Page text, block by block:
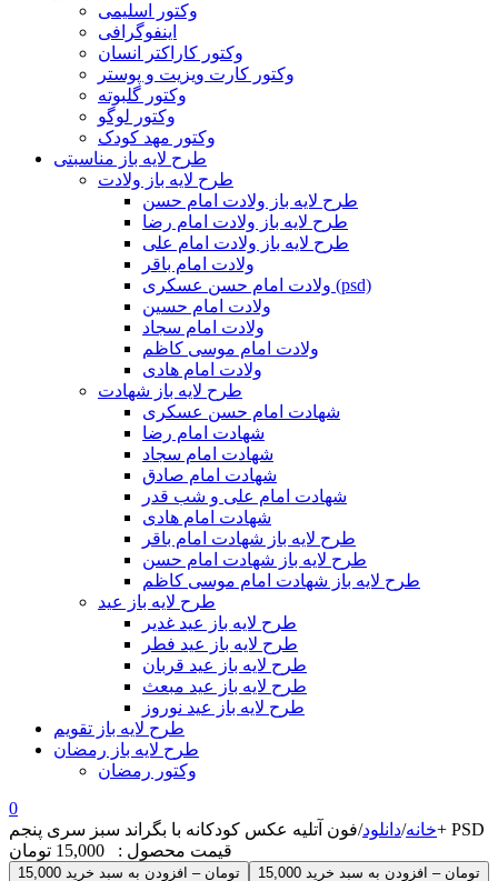
وکتور اسلیمی
اینفوگرافی
وکتور کاراکتر انسان
وکتور کارت ویزیت و پوستر
وکتور گلبوته
وکتور لوگو
وکتور مهد کودک
طرح لایه باز مناسبتی
طرح لایه باز ولادت
طرح لایه باز ولادت امام حسن
طرح لایه باز ولادت امام رضا
طرح لایه باز ولادت امام علی
ولادت امام باقر
ولادت امام حسن عسکری (psd)
ولادت امام حسین
ولادت امام سجاد
ولادت امام موسی کاظم
ولادت امام هادی
طرح لایه باز شهادت
شهادت امام حسن عسکری
شهادت امام رضا
شهادت امام سجاد
شهادت امام صادق
شهادت امام علی و شب قدر
شهادت امام هادی
طرح لایه باز شهادت امام باقر
طرح لایه باز شهادت امام حسن
طرح لایه باز شهادت امام موسی کاظم
طرح لایه باز عید
طرح لایه باز عید غدیر
طرح لایه باز عید فطر
طرح لایه باز عید قربان
طرح لایه باز عید مبعث
طرح لایه باز عید نوروز
طرح لایه باز تقویم
طرح لایه باز رمضان
وکتور رمضان
0
خانه/دانلود/
فون آتلیه عکس کودکانه با بگراند سبز سری پنجم+ PSD
قیمت محصول : 15,000 تومان
15,000 تومان – افزودن به سبد خرید